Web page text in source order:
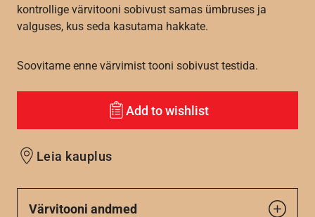
kontrollige värvitooni sobivust samas ümbruses ja
valguses, kus seda kasutama hakkate.
Soovitame enne värvimist tooni sobivust testida.
Add to wishlist
Leia kauplus
Värvitooni andmed